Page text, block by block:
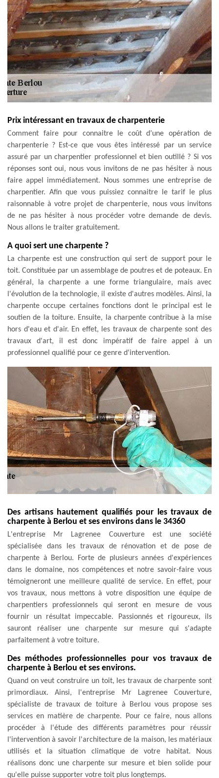
Prix intéressant en travaux de charpenterie
Comment faire pour connaitre le coût d’une opération de
charpenterie ? Est-ce que vous êtes intéressé par un service
assuré par un charpentier professionnel et bien outillé ? Si vos
réponses sont oui, nous vous invitons de ne pas hésiter à nous
faire appel immédiatement. Nous sommes une entreprise de
charpentier. Afin que vous puissiez connaitre le tarif le plus
raisonnable à votre projet de charpenterie, nous vous invitons
de ne pas hésiter à nous procéder votre demande de devis.
Nous allons le traiter gratuitement.
A quoi sert une charpente ?
La charpente est une construction qui sert de support pour le
toit. Constituée par un assemblage de poutres et de poteaux. En
général, la charpente a une forme triangulaire, mais avec
l'évolution de la technologie, il existe d'autres modèles. Ainsi, la
charpente occupe certaines fonctions dont le principal est le
soutien de la toiture. Ensuite, la charpente contribue à la mise
hors d'eau et d'air. En effet, les travaux de charpente sont des
travaux d'art, il est donc impératif de faire appel à un
professionnel qualifié pour ce genre d'intervention.
Des artisans hautement qualifiés pour les travaux de
charpente à Berlou et ses environs dans le 34360
L'entreprise Mr Lagrenee Couverture est une société
spécialisée dans les travaux de rénovation et de pose de
charpente à Berlou. Forte de plusieurs années d'expériences
dans le domaine, nos compétences et notre savoir-faire vous
témoigneront une meilleure qualité de service. En effet, pour
vos travaux, nous mettons à votre disposition une équipe de
charpentiers professionnels qui seront en mesure de vous
fournir un résultat impeccable. Passionnés et rigoureux, ils
sauront réaliser une charpente sur mesure qui s'adapte
parfaitement à votre toiture.
Des méthodes professionnelles pour vos travaux de
charpente à Berlou et ses environs.
Quand on veut construire un toit, les travaux de charpente sont
primordiaux. Ainsi, l'entreprise Mr Lagrenee Couverture,
spécialiste de travaux de toiture à Berlou vous propose ses
services en matière de charpente. Pour ce faire, nous allons
procéder à l'étude des différents paramètres pour réussir
l'intervention à savoir l'architecture de la maison, les matériaux
utilisés et la situation climatique de votre habitat. Nous
réalisons donc une charpente sur mesure et bien solide pour
qu'elle puisse supporter votre toit plus longtemps.